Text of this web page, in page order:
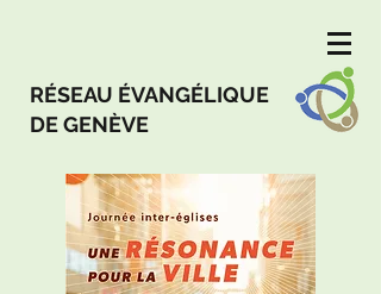
RÉSEAU ÉVANGÉLIQUE
DE GENÈVE